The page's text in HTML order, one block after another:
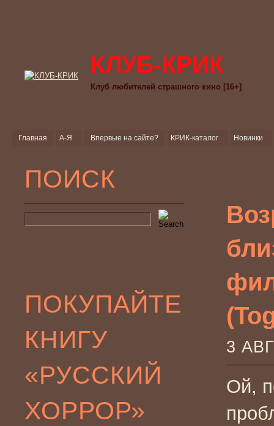
КЛУБ-КРИК
Клуб любителей страшного кино [16+]
Главная А-Я Впервые на сайте? КРИК-каталог Новинки
ПОИСК
ПОКУПАЙТЕ
КНИГУ
«РУССКИЙ
ХОРРОР»
3
Ой,